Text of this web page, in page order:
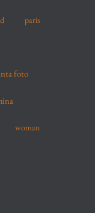
paris
foto
woman